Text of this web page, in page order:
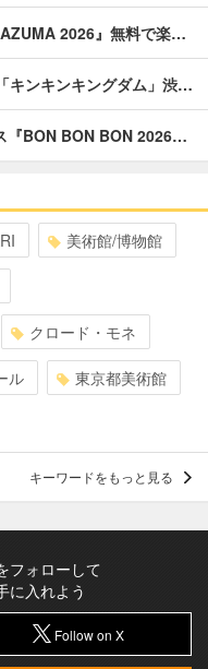
2026』無料で楽…
キンキンキングダム」渋…
『BON BON BON 2026…
美術館/博物館
クロード・モネ
ル 東京都美術館
キーワードをもっと見る
フォローして
に入れよう
Follow on X